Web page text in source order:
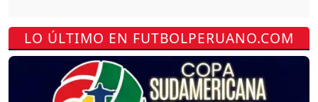
LO ÚLTIMO EN FUTBOLPERUANO.COM